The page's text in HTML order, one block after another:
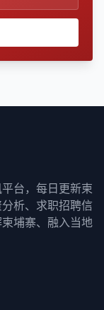
台，每日更新柬
析、求职招聘信
埔寨、融入当地